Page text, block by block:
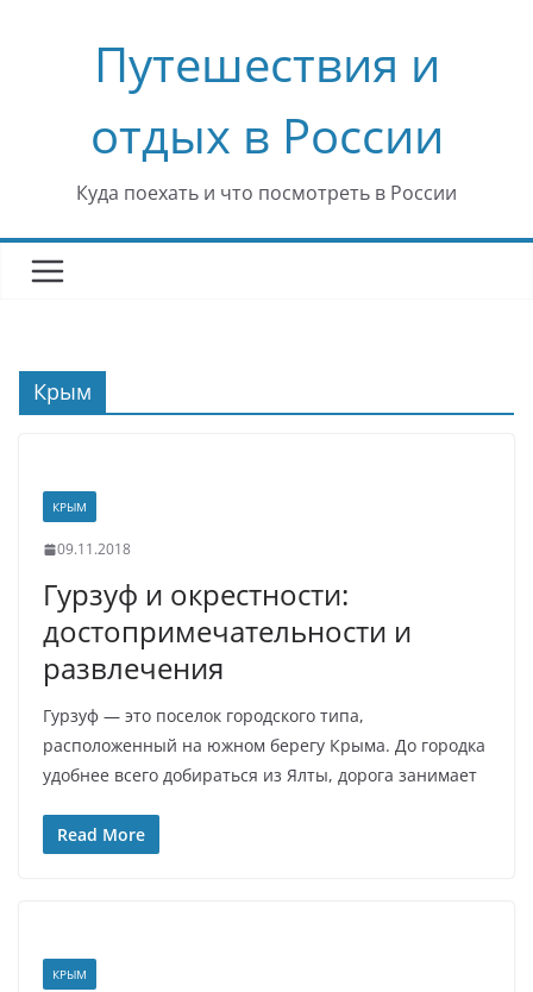
содержимомуПутешествия и
отдых в России
Куда поехать и что посмотреть в России
Крым
КРЫМ
09.11.2018
Гурзуф и окрестности:
достопримечательности и
развлечения
Гурзуф — это поселок городского типа,
расположенный на южном берегу Крыма. До городка
удобнее всего добираться из Ялты, дорога занимает
Read More
КРЫМ